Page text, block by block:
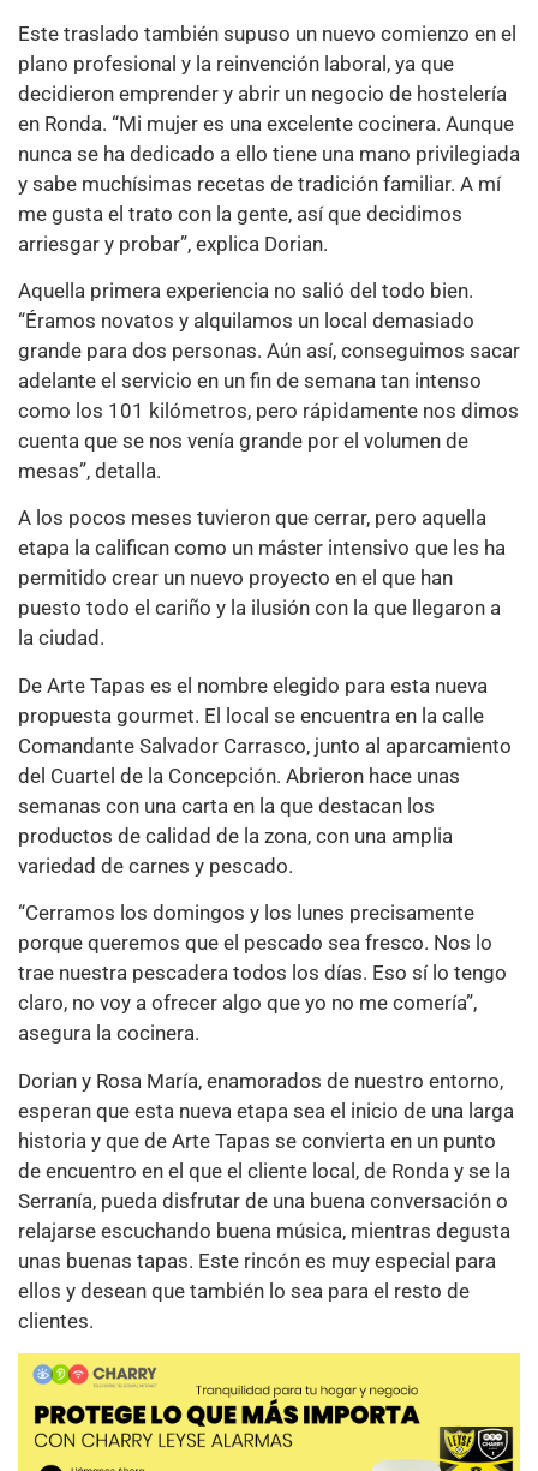
Este traslado también supuso un nuevo comienzo en el
plano profesional y la reinvención laboral, ya que
decidieron emprender y abrir un negocio de hostelería
en Ronda. “Mi mujer es una excelente cocinera. Aunque
nunca se ha dedicado a ello tiene una mano privilegiada
y sabe muchísimas recetas de tradición familiar. A mí
me gusta el trato con la gente, así que decidimos
arriesgar y probar”, explica Dorian.
Aquella primera experiencia no salió del todo bien.
“Éramos novatos y alquilamos un local demasiado
grande para dos personas. Aún así, conseguimos sacar
adelante el servicio en un fin de semana tan intenso
como los 101 kilómetros, pero rápidamente nos dimos
cuenta que se nos venía grande por el volumen de
mesas”, detalla.
A los pocos meses tuvieron que cerrar, pero aquella
etapa la califican como un máster intensivo que les ha
permitido crear un nuevo proyecto en el que han
puesto todo el cariño y la ilusión con la que llegaron a
la ciudad.
De Arte Tapas es el nombre elegido para esta nueva
propuesta gourmet. El local se encuentra en la calle
Comandante Salvador Carrasco, junto al aparcamiento
del Cuartel de la Concepción. Abrieron hace unas
semanas con una carta en la que destacan los
productos de calidad de la zona, con una amplia
variedad de carnes y pescado.
“Cerramos los domingos y los lunes precisamente
porque queremos que el pescado sea fresco. Nos lo
trae nuestra pescadera todos los días. Eso sí lo tengo
claro, no voy a ofrecer algo que yo no me comería”,
asegura la cocinera.
Dorian y Rosa María, enamorados de nuestro entorno,
esperan que esta nueva etapa sea el inicio de una larga
historia y que de Arte Tapas se convierta en un punto
de encuentro en el que el cliente local, de Ronda y se la
Serranía, pueda disfrutar de una buena conversación o
relajarse escuchando buena música, mientras degusta
unas buenas tapas. Este rincón es muy especial para
ellos y desean que también lo sea para el resto de
clientes.